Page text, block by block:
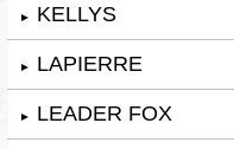
► KELLYS
► LAPIERRE
► LEADER FOX